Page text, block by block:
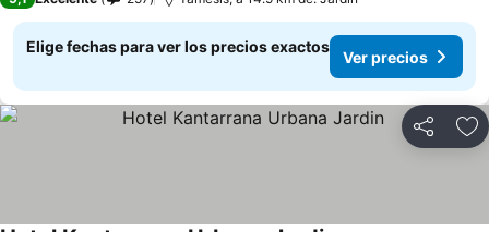
Elige fechas para ver los precios exactos
Ver precios
Compartir